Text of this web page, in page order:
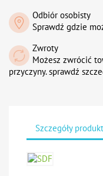
Odbiór osobisty
Sprawdź gdzie
Zwroty
Możesz zwrócić
przyczyny. sprawdź
Szczegóły